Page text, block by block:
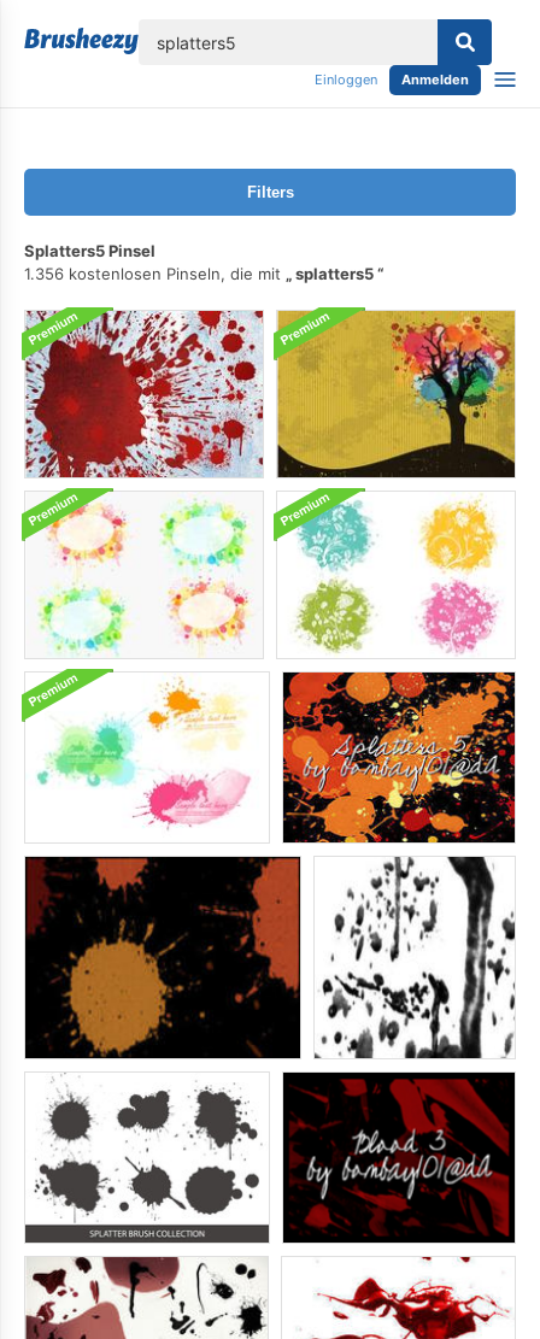
Einloggen Anmelden
Filters
Splatters5 Pinsel
1.356 kostenlosen Pinseln, die mit
splatters5